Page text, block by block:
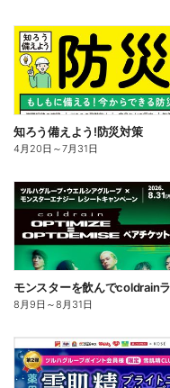
知ろう備えよう!防災対策
4月20日 ～7月31日
8月9日 ～8月31日